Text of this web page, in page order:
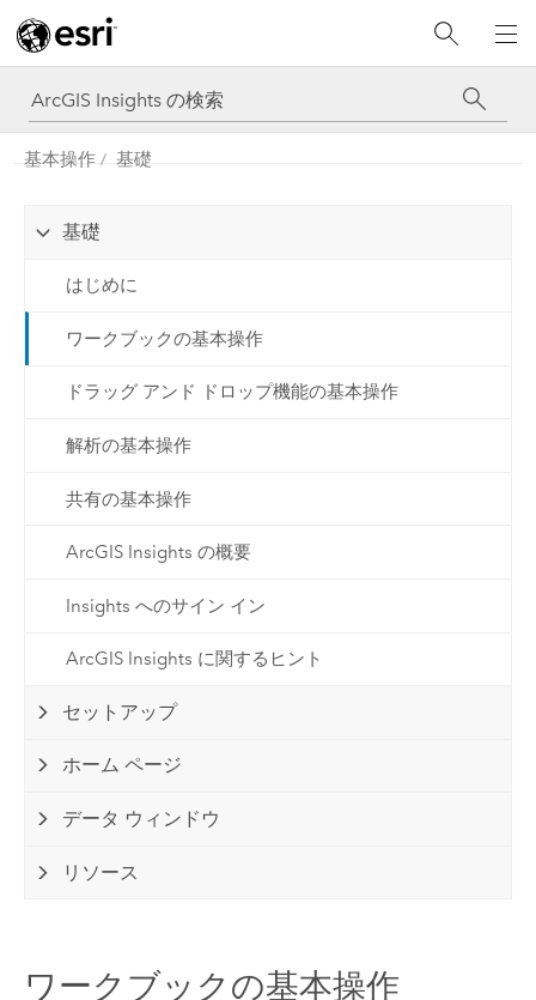
基本操作 基礎
基礎
はじめに
ワークブックの基本操作
ドラッグ アンド ドロップ機能の基本操作
解析の基本操作
共有の基本操作
ArcGIS Insights の概要
Insights へのサイン イン
ArcGIS Insights に関するヒント
セットアップ
ホーム ページ
データ ウィンドウ
リソース
ワークブックの基本操作